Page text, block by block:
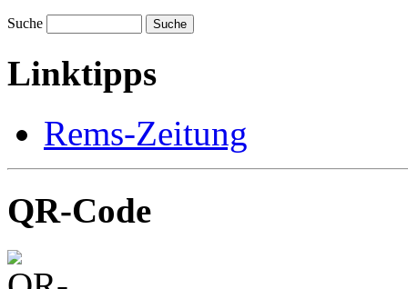
Suche Suche
Linktipps
Rems-Zeitung
QR-Code